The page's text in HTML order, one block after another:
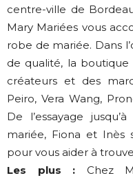
centre-ville de
Mary Mariées vous
robe de mariée. Dans
de qualité, la boutique
créateurs et des
Peiro, Vera Wang,
De l’essayage
mariée, Fiona et Inès
pour vous aider à
Les plus : Chez